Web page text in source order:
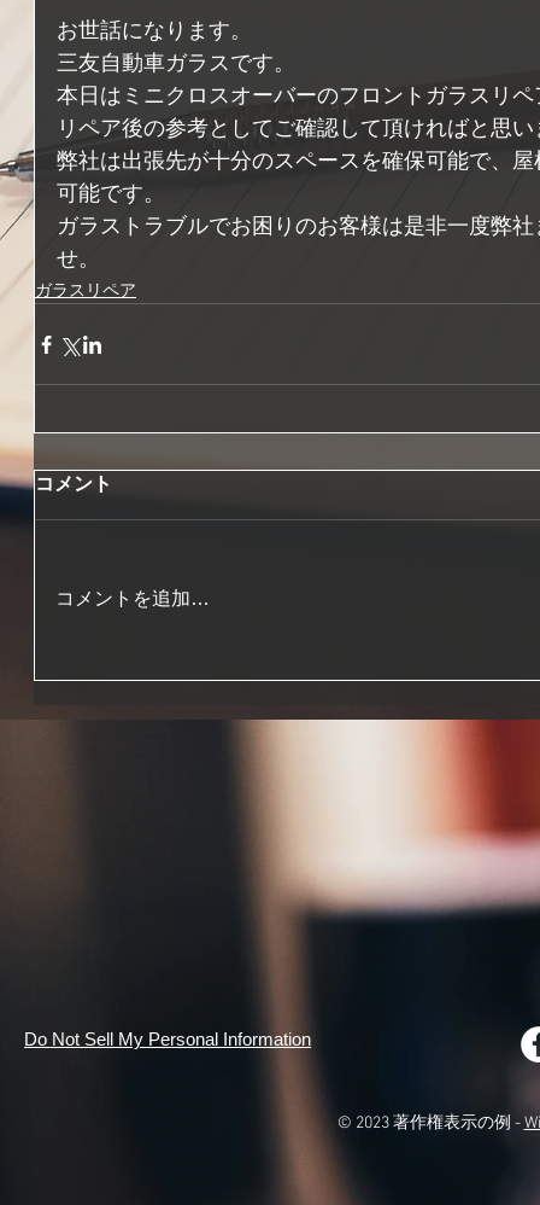
お世話になります。
三友自動車ガラスです。
本日はミニクロスオーバーのフロントガラスリ
リペア後の参考としてご確認して頂ければと思い
弊社は出張先が十分のスペースを確保可能で、
可能です。
ガラストラブルでお困りのお客様は是非一度弊
せ。
ガラスリペア
コメント
コメントを追加…
Do Not Sell My Personal Information
© 2023 著作権表示の例 -